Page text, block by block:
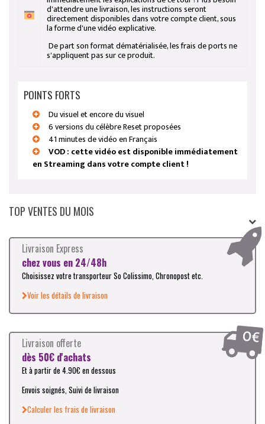
TOP VENTES DU MOIS
Livraison Express
chez vous en 24/48h
Choisissez votre transporteur So Colissimo, Chronopost etc.
Voir les détails de livraison
Livraison offerte
dès 50€ d'achats
Et à partir de 4.90€ en dessous
Envois soignés, Suivi de livraison
Calculer les frais de livraison
d'attendre une livraison, les instructions seront
directement disponibles dans votre compte client, sous
la forme d'une vidéo explicative.
De part son format dématérialisée, les frais de ports ne
s'appliquent pas sur ce produit.
POINTS FORTS
Du visuel et encore du visuel
6 versions du célèbre Reset proposées
41 minutes de vidéo en Français
VOD : cette vidéo est disponible immédiatement
en Streaming dans votre compte client !